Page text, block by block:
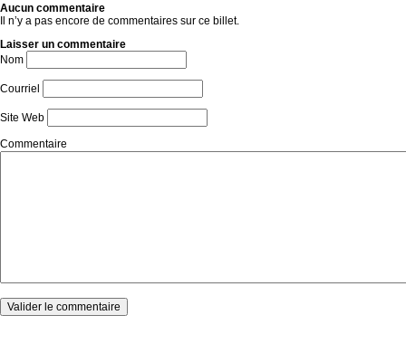
Aucun commentaire
Il n’y a pas encore de commentaires sur ce billet.
Laisser un commentaire
Nom
Courriel
Site Web
Commentaire